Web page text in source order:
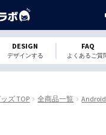
DESIGN
デザインする
FAQ
よくあるご質
ズ TOP 全商品一覧